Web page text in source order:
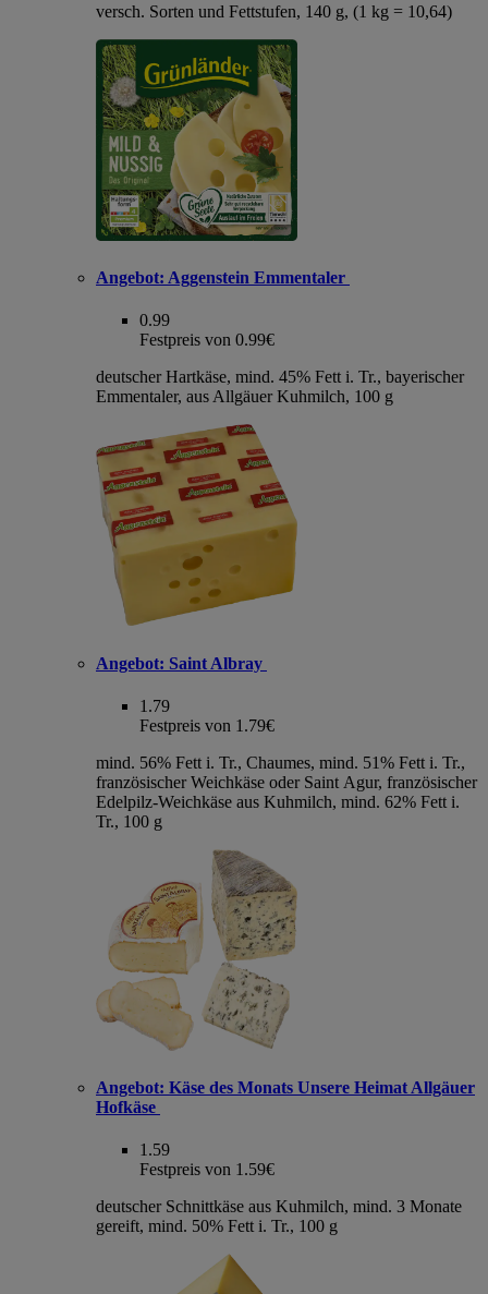
versch. Sorten und Fettstufen, 140 g, (1 kg = 10,64)
Angebot: Aggenstein Emmentaler
0.99
Festpreis von 0.99€
deutscher Hartkäse, mind. 45% Fett i. Tr., bayerischer
Emmentaler, aus Allgäuer Kuhmilch, 100 g
Angebot: Saint Albray
1.79
Festpreis von 1.79€
mind. 56% Fett i. Tr., Chaumes, mind. 51% Fett i. Tr.,
französischer Weichkäse oder Saint Agur, französischer
Edelpilz-Weichkäse aus Kuhmilch, mind. 62% Fett i.
Tr., 100 g
Angebot: Käse des Monats Unsere Heimat Allgäuer
Hofkäse
1.59
Festpreis von 1.59€
deutscher Schnittkäse aus Kuhmilch, mind. 3 Monate
gereift, mind. 50% Fett i. Tr., 100 g